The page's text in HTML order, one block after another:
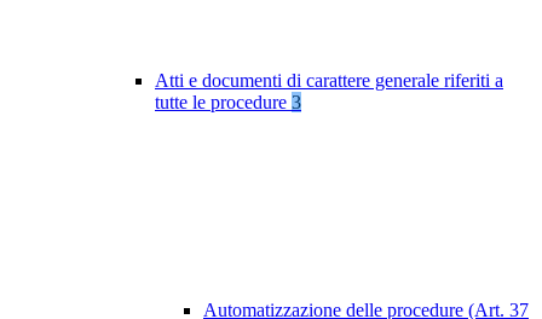
Atti e documenti di carattere generale riferiti a
tutte le procedure 3
Automatizzazione delle procedure (Art. 37